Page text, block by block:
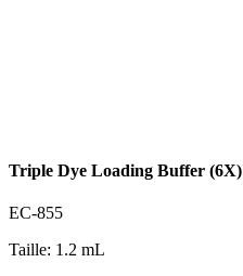
Triple Dye Loading Buffer (6X)
EC-855
Taille: 1.2 mL